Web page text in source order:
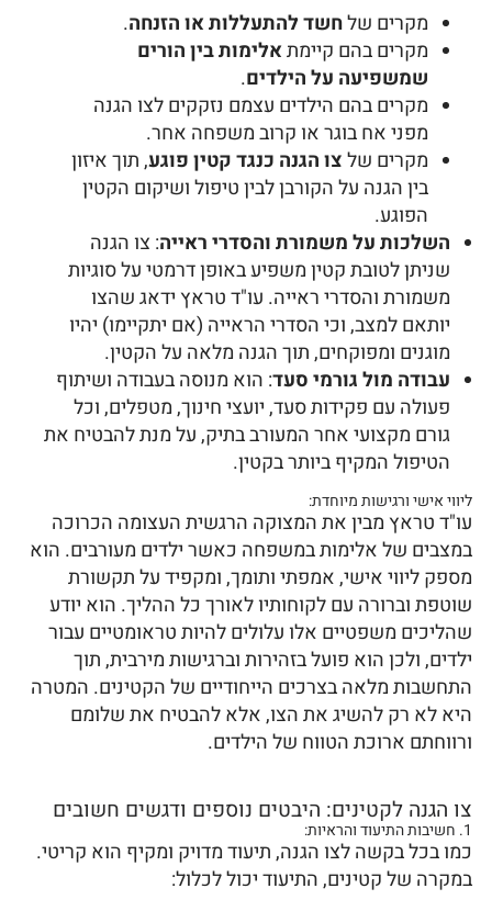
מקרים שלחשד להתעללות או הזנחה.
מקרים בהם קיימתאלימות בין הורים
שמשפיעה על הילדים.
מקרים בהם הילדים עצמם נזקקים לצו הגנה
מפני אח בוגר או קרוב משפחה אחר.
מקרים שלצו הגנה כנגד קטין פוגע, תוך איזון
בין הגנה על הקורבן לבין טיפול ושיקום הקטין
הפוגע.
השלכות על משמורת והסדרי ראייה: צו הגנה
שניתן לטובת קטין משפיע באופן דרמטי על סוגיות
משמורת והסדרי ראייה. עו"ד טראץ ידאג שהצו
יותאם למצב, וכי הסדרי הראייה (אם יתקיימו) יהיו
מוגנים ומפוקחים, תוך הגנה מלאה על הקטין.
עבודה מול גורמי סעד: הוא מנוסה בעבודה ושיתוף
פעולה עם פקידות סעד, יועצי חינוך, מטפלים, וכל
גורם מקצועי אחר המעורב בתיק, על מנת להבטיח את
הטיפול המקיף ביותר בקטין.
ליווי אישי ורגישות מיוחדת:
עו"ד טראץ מבין את המצוקה הרגשית העצומה הכרוכה
במצבים של אלימות במשפחה כאשר ילדים מעורבים. הוא
מספק ליווי אישי, אמפתי ותומך, ומקפיד על תקשורת
שוטפת וברורה עם לקוחותיו לאורך כל ההליך. הוא יודע
שהליכים משפטיים אלו עלולים להיות טראומטיים עבור
ילדים, ולכן הוא פועל בזהירות וברגישות מירבית, תוך
התחשבות מלאה בצרכים הייחודיים של הקטינים. המטרה
היא לא רק להשיג את הצו, אלא להבטיח את שלומם
ורווחתם ארוכת הטווח של הילדים.
צו הגנה לקטינים: היבטים נוספים ודגשים חשובים
1. חשיבות התיעוד והראיות:
כמו בכל בקשה לצו הגנה, תיעוד מדויק ומקיף הוא קריטי.
במקרה של קטינים, התיעוד יכול לכלול: